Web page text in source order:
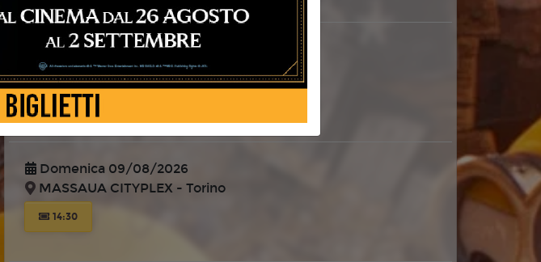
Sabato 08/08/2026
MASSAUA CITYPLEX - Torino
14:40
Domenica 09/08/2026
MASSAUA CITYPLEX - Torino
14:30